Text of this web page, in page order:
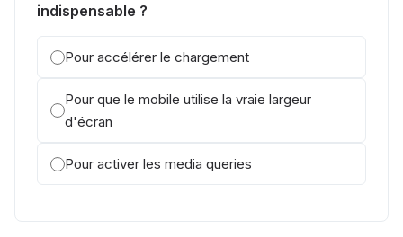
indispensable ?
Pour accélérer le chargement
Pour que le mobile utilise la vraie largeur
d'écran
Pour activer les media queries